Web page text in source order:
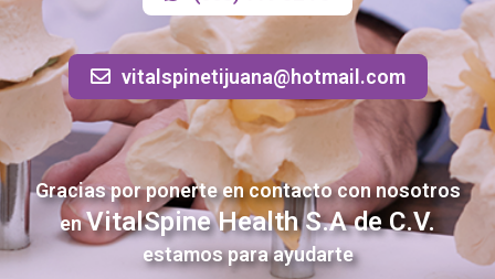
vitalspinetijuana@hotmail.com
Gracias por ponerte en contacto con nosotros
enVitalSpine Health S.A de C.V.
estamos para ayudarte